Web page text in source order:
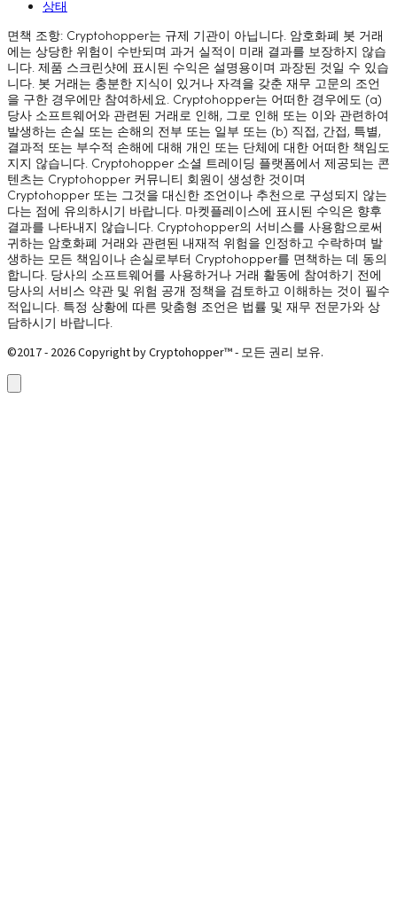
상태
면책 조항: Cryptohopper는 규제 기관이 아닙니다. 암호화폐 봇 거래
에는 상당한 위험이 수반되며 과거 실적이 미래 결과를 보장하지 않습
니다. 제품 스크린샷에 표시된 수익은 설명용이며 과장된 것일 수 있습
니다. 봇 거래는 충분한 지식이 있거나 자격을 갖춘 재무 고문의 조언
을 구한 경우에만 참여하세요. Cryptohopper는 어떠한 경우에도 (a)
당사 소프트웨어와 관련된 거래로 인해, 그로 인해 또는 이와 관련하여
발생하는 손실 또는 손해의 전부 또는 일부 또는 (b) 직접, 간접, 특별,
결과적 또는 부수적 손해에 대해 개인 또는 단체에 대한 어떠한 책임도
지지 않습니다. Cryptohopper 소셜 트레이딩 플랫폼에서 제공되는 콘
텐츠는 Cryptohopper 커뮤니티 회원이 생성한 것이며
Cryptohopper 또는 그것을 대신한 조언이나 추천으로 구성되지 않는
다는 점에 유의하시기 바랍니다. 마켓플레이스에 표시된 수익은 향후
결과를 나타내지 않습니다. Cryptohopper의 서비스를 사용함으로써
귀하는 암호화폐 거래와 관련된 내재적 위험을 인정하고 수락하며 발
생하는 모든 책임이나 손실로부터 Cryptohopper를 면책하는 데 동의
합니다. 당사의 소프트웨어를 사용하거나 거래 활동에 참여하기 전에
당사의 서비스 약관 및 위험 공개 정책을 검토하고 이해하는 것이 필수
적입니다. 특정 상황에 따른 맞춤형 조언은 법률 및 재무 전문가와 상
담하시기 바랍니다.
©2017 - 2026 Copyright by Cryptohopper™ - 모든 권리 보유.